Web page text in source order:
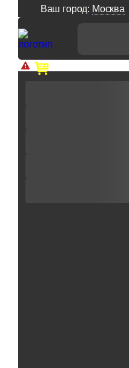
Ваш город: Москва
Доп. скидка от цен